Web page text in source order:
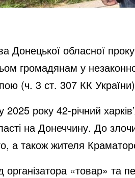
Донецької обласної
громадянам у
(ч. 3 ст. 307 КК
року 42-річний
на Донеччину. До
а також жителя
«товар» та